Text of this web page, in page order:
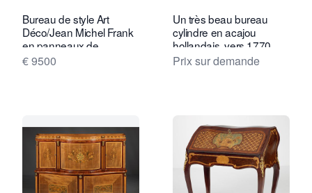
Bureau de style Art
Déco/Jean Michel Frank
en panneaux de
galuchat
€ 9500
Un très beau bureau
cylindre en acajou
hollandais, vers 1770
Prix sur demande